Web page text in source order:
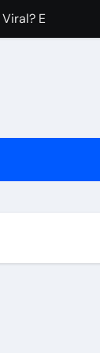
El
y su